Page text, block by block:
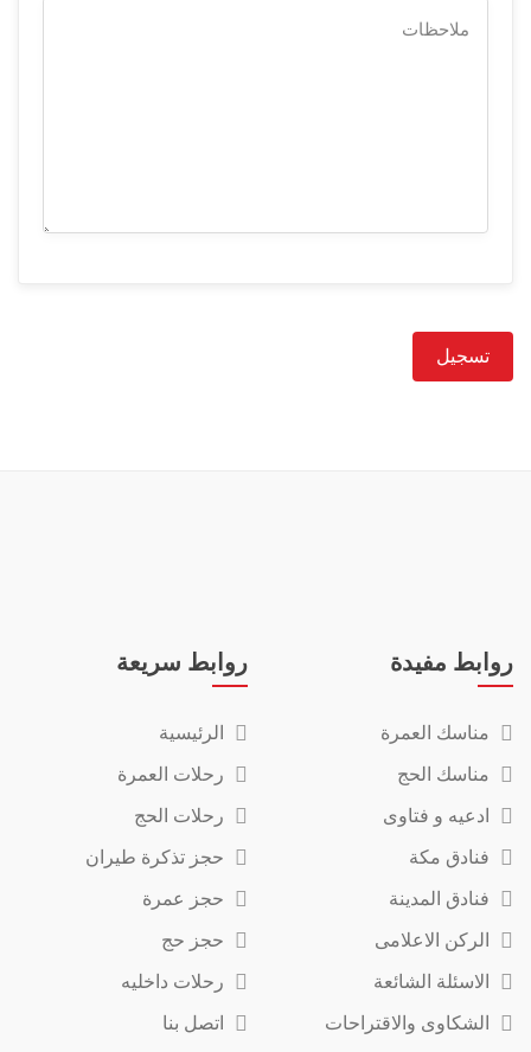
تسجيل
روابط سريعة
الرئيسية
رحلات العمرة
رحلات الحج
حجز تذكرة طيران
حجز عمرة
حجز حج
رحلات داخليه
اتصل بنا
روابط مفيدة
مناسك العمرة
مناسك الحج
ادعيه و فتاوى
فنادق مكة
فنادق المدينة
الركن الاعلامى
الاسئلة الشائعة
الشكاوى والاقتراحات